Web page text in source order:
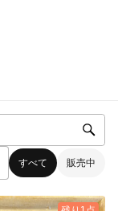
すべて 販売中